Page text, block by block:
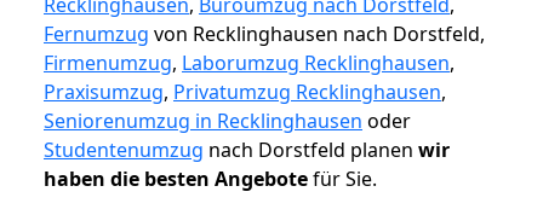
Fernumzug von Recklinghausen nach Dorstfeld,
Firmenumzug, Laborumzug Recklinghausen,
Praxisumzug, Privatumzug Recklinghausen,
Seniorenumzug in Recklinghausen oder
Studentenumzug nach Dorstfeld planen wir
haben die besten Angebotefür Sie.